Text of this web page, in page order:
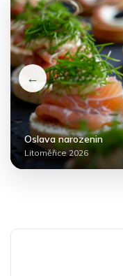
Oslava narozenin
Litoměřice 2026
←